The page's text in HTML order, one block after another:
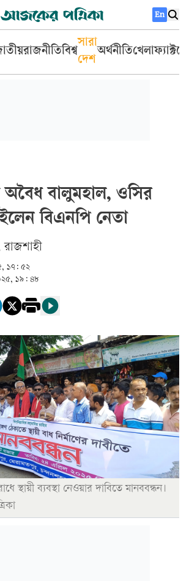
En
রাজনীতিবিশ্ব
সারা
দেশ
অর্থনীতিখেলা
অবৈধ বালুমহাল, ওসির
বিএনপি নেতা
রাজশাহী
১৭: ৫২
১৯: ৪৮
স্থায়ী ব্যবস্থা নেওয়ার দাবিতে মানববন্ধন।